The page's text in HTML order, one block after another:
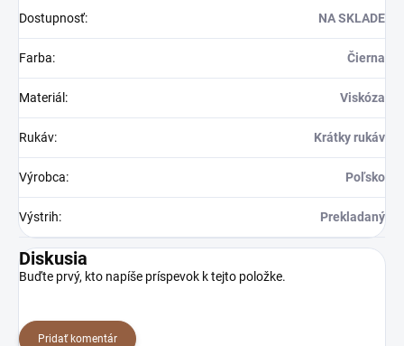
Dostupnosť: NA SKLADE
Farba: Čierna
Materiál: Viskóza
Rukáv: Krátky rukáv
Výrobca: Poľsko
Výstrih: Prekladaný
Diskusia
Buďte prvý, kto napíše príspevok k tejto položke.
Pridať komentár